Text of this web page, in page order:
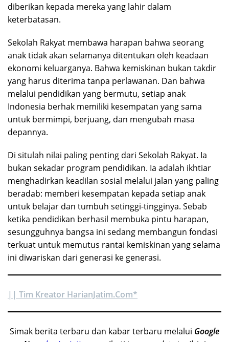
diberikan kepada mereka yang lahir dalam
keterbatasan.
Sekolah Rakyat membawa harapan bahwa seorang
anak tidak akan selamanya ditentukan oleh keadaan
ekonomi keluarganya. Bahwa kemiskinan bukan takdir
yang harus diterima tanpa perlawanan. Dan bahwa
melalui pendidikan yang bermutu, setiap anak
Indonesia berhak memiliki kesempatan yang sama
untuk bermimpi, berjuang, dan mengubah masa
depannya.
Di situlah nilai paling penting dari Sekolah Rakyat. Ia
bukan sekadar program pendidikan. Ia adalah ikhtiar
menghadirkan keadilan sosial melalui jalan yang paling
beradab: memberi kesempatan kepada setiap anak
untuk belajar dan tumbuh setinggi-tingginya. Sebab
ketika pendidikan berhasil membuka pintu harapan,
sesungguhnya bangsa ini sedang membangun fondasi
terkuat untuk memutus rantai kemiskinan yang selama
ini diwariskan dari generasi ke generasi.
|| Tim Kreator HarianJatim.Com*
Simak berita terbaru dan kabar terbaru melalui Google